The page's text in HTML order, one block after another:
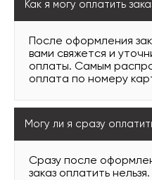
Как я могу оплатить
После оформления
вами свяжется и
оплаты. Самым
оплата по номеру
Могу ли я сразу
Сразу после
заказ оплатить